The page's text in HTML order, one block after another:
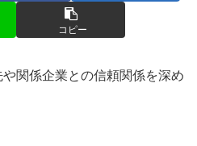
コピー
関係企業との信頼関係を深め